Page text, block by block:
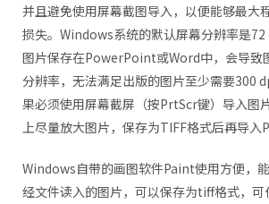
并且避免使用屏幕截图导入，以便能够最大
损失。Windows系统的默认屏幕分辨率是
图片保存在PowerPoint或Word中，会导致
分辨率，无法满足出版的图片至少需要300
果必须使用屏幕截屏（按PrtScr键）导入图
上尽量放大图片，保存为TIFF格式后再导入
Windows自带的画图软件Paint使用方便，
经文件读入的图片，可以保存为tiff格式，可